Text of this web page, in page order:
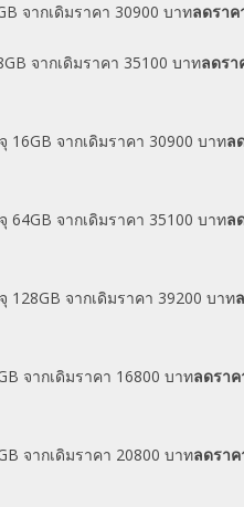
จากเดิมราคา 30900 บาทลดราค
จากเดิมราคา 35100 บาทลดรา
16GB จากเดิมราคา 30900 บาทล
64GB จากเดิมราคา 35100 บาทล
128GB จากเดิมราคา 39200 บาท
จากเดิมราคา 16800 บาทลดราค
จากเดิมราคา 20800 บาทลดราค